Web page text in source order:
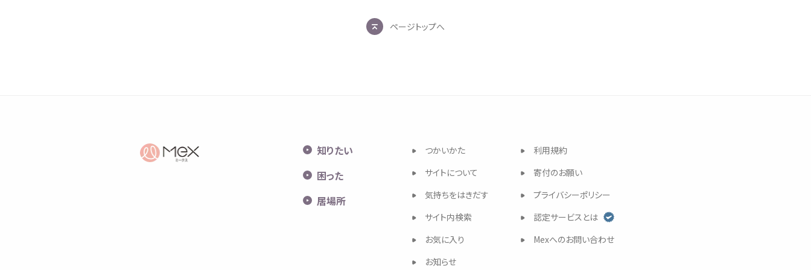
ページトップへ
知りたい
困った
居場所
つかいかた
サイトについて
気持ちをはきだす
サイト内検索
お気に入り
お知らせ
利用規約
寄付のお願い
プライバシーポリシー
認定サービスとは
Mexへのお問い合わせ